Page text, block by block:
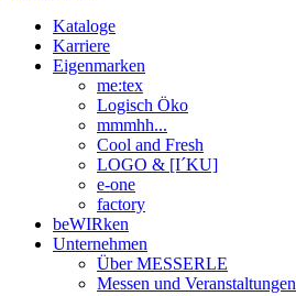
Kataloge
Karriere
Eigenmarken
me:tex
Logisch Öko
mmmhh...
Cool and Fresh
LOGO & [I´KU]
e-one
factory
beWIRken
Unternehmen
Über MESSERLE
Messen und Veranstaltungen